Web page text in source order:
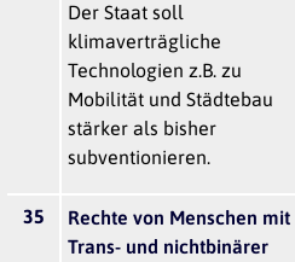
Der Staat soll
klimaverträgliche
Technologien z.B. zu
Mobilität und Städtebau
stärker als bisher
subventionieren.
35
Rechte von Menschen mit
Trans- und nichtbinärer